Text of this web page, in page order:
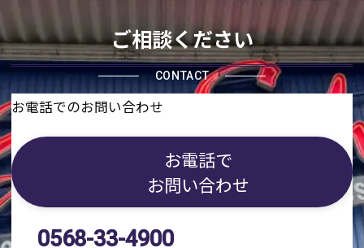
ご相談ください
CONTACT
お電話でのお問い合わせ
お電話で
お問い合わせ
0568-33-4900